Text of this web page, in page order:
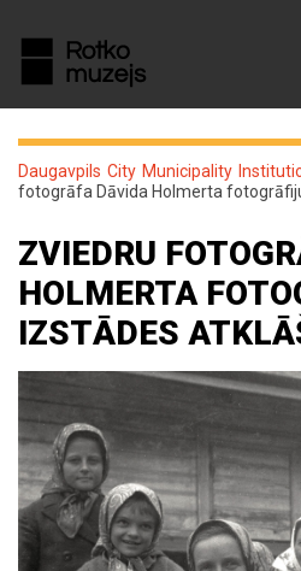
Daugavpils City Municipality
fotogrāfa Dāvida Holmerta
ZVIEDRU
HOLMERTA
IZSTĀDES